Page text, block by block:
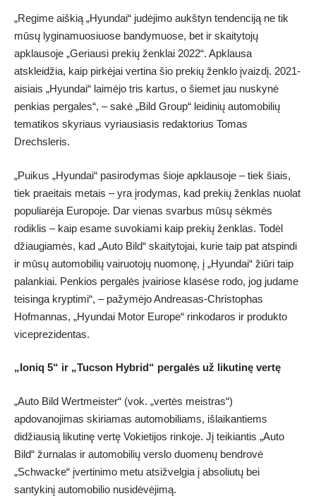
„Regime aiškią „Hyundai“ judėjimo aukštyn tendenciją ne tik
mūsų lyginamuosiuose bandymuose, bet ir skaitytojų
apklausoje „Geriausi prekių ženklai 2022“. Apklausa
atskleidžia, kaip pirkėjai vertina šio prekių ženklo įvaizdį. 2021-
aisiais „Hyundai“ laimėjo tris kartus, o šiemet jau nuskynė
penkias pergales“, – sakė „Bild Group“ leidinių automobilių
tematikos skyriaus vyriausiasis redaktorius Tomas
Drechsleris.
„Puikus „Hyundai“ pasirodymas šioje apklausoje – tiek šiais,
tiek praeitais metais – yra įrodymas, kad prekių ženklas nuolat
populiarėja Europoje. Dar vienas svarbus mūsų sėkmės
rodiklis – kaip esame suvokiami kaip prekių ženklas. Todėl
džiaugiamės, kad „Auto Bild“ skaitytojai, kurie taip pat atspindi
ir mūsų automobilių vairuotojų nuomonę, į „Hyundai“ žiūri taip
palankiai. Penkios pergalės įvairiose klasėse rodo, jog judame
teisinga kryptimi“, – pažymėjo Andreasas-Christophas
Hofmannas, „Hyundai Motor Europe“ rinkodaros ir produkto
viceprezidentas.
„Ioniq 5“ ir „Tucson Hybrid“ pergalės už likutinę vertę
„Auto Bild Wertmeister“ (vok. „vertės meistras“)
apdovanojimas skiriamas automobiliams, išlaikantiems
didžiausią likutinę vertę Vokietijos rinkoje. Jį teikiantis „Auto
Bild“ žurnalas ir automobilių verslo duomenų bendrovė
„Schwacke“ įvertinimo metu atsižvelgia į absoliutų bei
santykinį automobilio nusidėvėjimą.